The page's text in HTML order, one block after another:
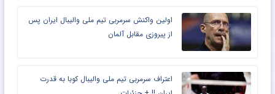
اولین واکنش سرمربی تیم ملی والیبال ایران پس
از پیروزی مقابل آلمان
اعتراف سرمربی تیم ملی والیبال کوبا به قدرت